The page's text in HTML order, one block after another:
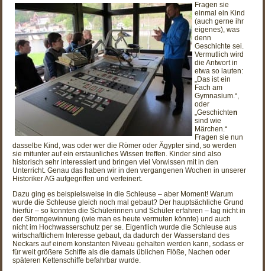
Fragen sie
einmal ein Kind
(auch gerne ihr
eigenes), was
denn
Geschichte sei.
Vermutlich wird
die Antwort in
etwa so lauten:
„Das ist ein
Fach am
Gymnasium.“,
oder
„Geschichten
sind wie
Märchen.“
Fragen sie nun
dasselbe Kind, was oder wer die Römer oder Ägypter sind, so werden
sie mitunter auf ein erstaunliches Wissen treffen. Kinder sind also
historisch sehr interessiert und bringen viel Vorwissen mit in den
Unterricht. Genau das haben wir in den vergangenen Wochen in unserer
Historiker AG aufgegriffen und verfeinert.
Dazu ging es beispielsweise in die Schleuse – aber Moment! Warum
wurde die Schleuse gleich noch mal gebaut? Der hauptsächliche Grund
hierfür – so konnten die Schülerinnen und Schüler erfahren – lag nicht in
der Stromgewinnung (wie man es heute vermuten könnte) und auch
nicht im Hochwasserschutz per se. Eigentlich wurde die Schleuse aus
wirtschaftlichem Interesse gebaut, da dadurch der Wasserstand des
Neckars auf einem konstanten Niveau gehalten werden kann, sodass er
für weit größere Schiffe als die damals üblichen Flöße, Nachen oder
späteren Kettenschiffe befahrbar wurde.